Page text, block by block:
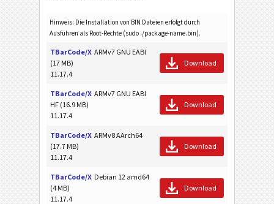
Hinweis: Die Installation von BIN Dateien erfolgt durch
Ausführen als Root-Rechte (sudo ./package-name.bin).
TBarCode/X ARMv7 GNU EABI
(17 MB)
11.17.4
Download
TBarCode/X ARMv7 GNU EABI
HF (16.9 MB)
11.17.4
Download
TBarCode/X ARMv8 AArch64
(17.7 MB)
11.17.4
Download
TBarCode/X Debian 12 amd64
(4 MB)
11.17.4
Download